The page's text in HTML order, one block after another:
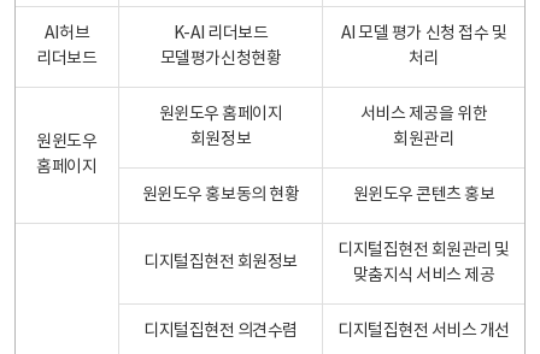
AI허브
리더보드
K-AI 리더보드
모델평가신청현황
AI 모델 평가 신청 접수 및
처리
원윈도우
홈페이지
원윈도우 홈페이지
회원정보
서비스 제공을 위한
회원관리
원윈도우 홍보동의 현황 원윈도우 콘텐츠 홍보
디지털집현전 회원정보
디지털집현전 회원관리 및
맞춤지식 서비스 제공
디지털집현전 의견수렴 디지털집현전 서비스 개선